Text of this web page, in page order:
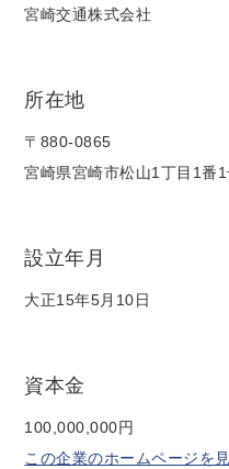
宮崎交通株式会社
所在地
〒880-0865
宮崎県宮崎市松山1丁目1番
設立年月
大正15年5月10日
資本金
100,000,000円
この企業のホームページを